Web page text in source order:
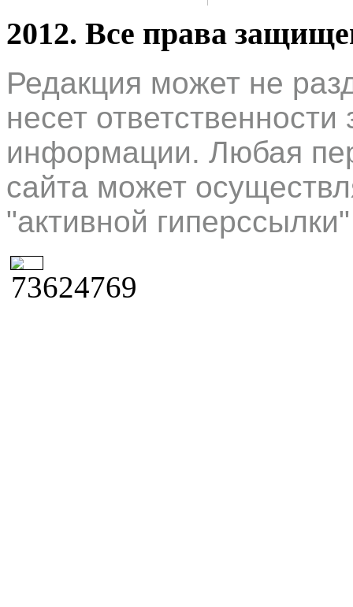
2012. Все права
Редакция может не
несет
информации. Любая
сайта может
"активной